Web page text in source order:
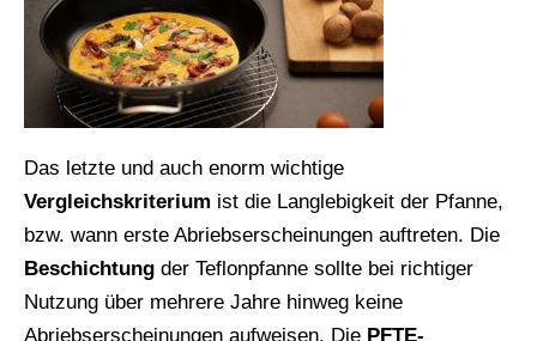
Das letzte und auch enorm wichtige
Vergleichskriterium ist die Langlebigkeit der Pfanne,
bzw. wann erste Abriebserscheinungen auftreten. Die
Beschichtung der Teflonpfanne sollte bei richtiger
Nutzung über mehrere Jahre hinweg keine
Abriebserscheinungen aufweisen. Die PFTE-